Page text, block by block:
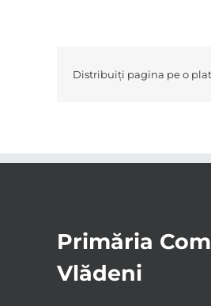
Distribuiți pagina pe o
Primăria
Vlădeni